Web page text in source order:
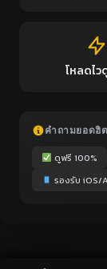
โหลดไว
คำถามยอดฮิ
ดูฟรี 100%
รองรับ iOS/